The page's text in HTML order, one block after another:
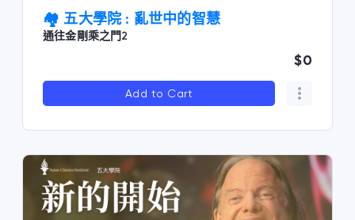
🏘️ 五大學院 : 亂世中的智慧
通往金剛乘之門2
$0
Add to Cart